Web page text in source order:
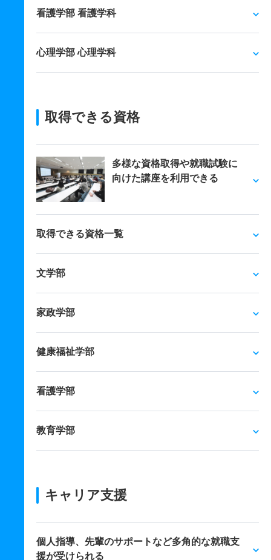
看護学部 看護学科
心理学部 心理学科
取得できる資格
多様な資格取得や就職試験に
向けた講座を利用できる
取得できる資格一覧
文学部
家政学部
健康福祉学部
看護学部
教育学部
キャリア支援
個人指導、先輩のサポートなど多角的な就職支
援が受けられる